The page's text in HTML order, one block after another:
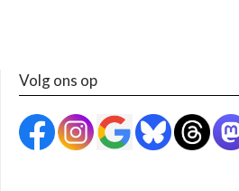
Volg ons op